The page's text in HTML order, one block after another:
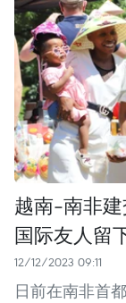
越南-南非
国际友人留
12/12/2023 09:11
日前在南非首